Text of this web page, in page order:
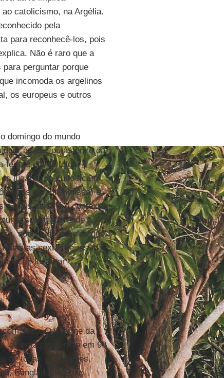
catolicismo, na Argélia.
pela
para reconhecê-los, pois
Não é raro que a
perguntar porque
incomoda os argelinos
os europeus e outros
domingo do mundo
às dez ou às onze da
feira é dia de folga –
lugares de culto ficam
para ir à missa) e
o mais difícil é o contexto
sociedade onde a
sobretudo aqueles que
as sextas-feiras, dia
e levantar
O informe da
detecta problemas em 90
de todas as religiões,
Bangladesh, Egito,